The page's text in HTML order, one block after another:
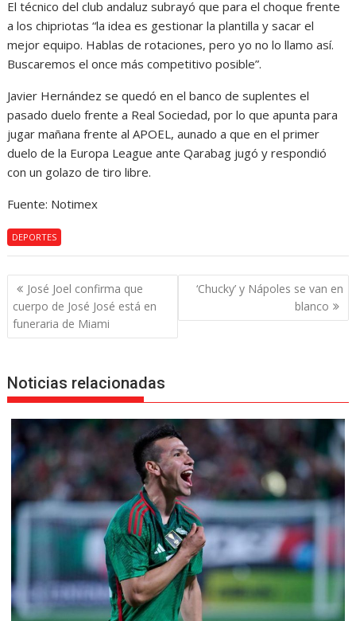
El técnico del club andaluz subrayó que para el choque frente
a los chipriotas “la idea es gestionar la plantilla y sacar el
mejor equipo. Hablas de rotaciones, pero yo no lo llamo así.
Buscaremos el once más competitivo posible”.
Javier Hernández se quedó en el banco de suplentes el
pasado duelo frente a Real Sociedad, por lo que apunta para
jugar mañana frente al APOEL, aunado a que en el primer
duelo de la Europa League ante Qarabag jugó y respondió
con un golazo de tiro libre.
Fuente: Notimex
DEPORTES
Navegación
de
entradas
José Joel confirma que
cuerpo de José José está en
funeraria de Miami
‘Chucky’ y Nápoles se van en
blanco
Noticias relacionadas